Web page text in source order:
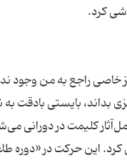
راجع به من وجود
کلیمت در دورانی
این حرکت در «دوره